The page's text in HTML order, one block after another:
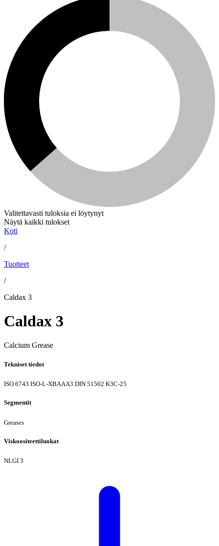
Valitettavasti tuloksia ei löytynyt
Näytä kaikki tulokset
Koti
/
Tuotteet
/
Caldax 3
Caldax 3
Calcium Grease
Tekniset tiedot
ISO 6743 ISO-L-XBAAA3 DIN 51502 K3C-25
Segmentit
Greases
Viskoositeettiluokat
NLGI 3